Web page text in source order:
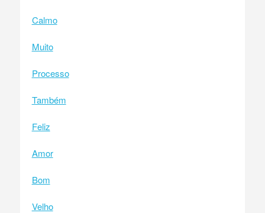
Calmo
Muito
Processo
Também
Feliz
Amor
Bom
Velho